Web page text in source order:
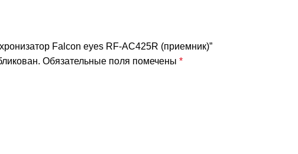
Falcon eyes RF-AC425R (приемник)”
Обязательные поля помечены *